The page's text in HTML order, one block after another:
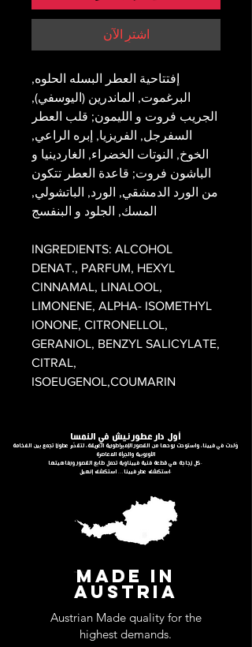
اشترِ الآن
إفتتاحية العطر البسله الحلوه,
البرغموت, الماندرين (اليوسفي),
الجريب فروت و الليمون; قلب العطر
السفرجل, الفريزيا, إبره الراعي,
الخوخ, النوتات الخضراء, الغاردينيا و
الباشون فروت; قاعدة العطر تتكون
من الورد الدمشقي, الورد, الباتشولي,
المسك, الجلود و البنفسج
INGREDIENTS: ALCOHOL
DENAT., PARFUM, HEXYL
CINNAMAL, LINALOOL,
LIMONENE, ALPHA- ISOMETHYL
IONONE, CITRONELLOL,
GERANIOL, BENZYL SALICYLATE,
CITRAL,
ISOEUGENOL,COUMARIN
أول دار عطور نيش في النمسا
وُلدت في فيينا، واستوحت روحها من القصور الإمبراطورية العريقة، لتقدّم عطورًا تجمع بين الفخامة
الأوروبية والجرأة المعاصرة
كل زجاجة هي قطعة فنية فييناوية تحمل طابع القصور ورفاهيتها.
استكشف عطر فيينا… استكشف إنهيل.
MADE IN
AUSTRIA
Austrian Made quality for the
highest demands.